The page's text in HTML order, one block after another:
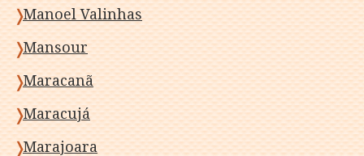
Manoel Valinhas
Mansour
Maracanã
Maracujá
Marajoara